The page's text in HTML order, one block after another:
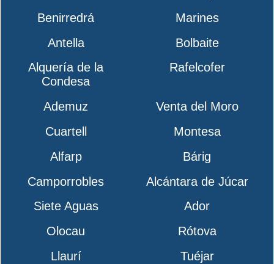
Benirredrá
Marines
Antella
Bolbaite
Alquería de la
Condesa
Rafelcofer
Ademuz
Venta del Moro
Cuartell
Montesa
Alfarp
Bárig
Camporrobles
Alcántara de Júcar
Siete Aguas
Ador
Olocau
Rótova
Llaurí
Tuéjar